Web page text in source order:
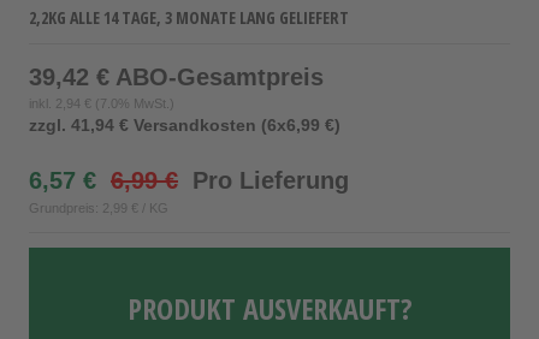
2,2KG ALLE 14 TAGE, 3 MONATE LANG GELIEFERT
39,42 € ABO-Gesamtpreis
inkl. 2,94 € (7.0% MwSt.)
zzgl. 41,94 € Versandkosten (6x6,99 €)
6,57 € 6,99 € Pro Lieferung
Grundpreis: 2,99 € / KG
PRODUKT AUSVERKAUFT?